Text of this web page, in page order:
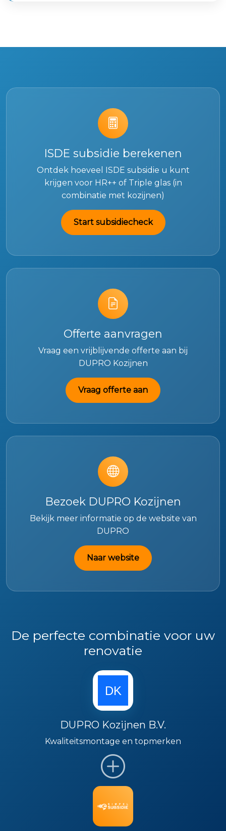
ISDE subsidie berekenen
Ontdek hoeveel ISDE subsidie u kunt
krijgen voor HR++ of Triple glas (in
combinatie met kozijnen)
Start subsidiecheck
Offerte aanvragen
Vraag een vrijblijvende offerte aan bij
DUPRO Kozijnen
Vraag offerte aan
Bezoek DUPRO Kozijnen
Bekijk meer informatie op de website van
DUPRO
Naar website
De perfecte combinatie voor uw
renovatie
DUPRO Kozijnen B.V.
Kwaliteitsmontage en topmerken